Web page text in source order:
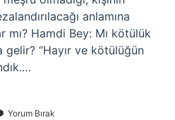
anlamına
mı? Hamdi Bey: Mı kötülük
“Hayır ve kötülüğün
Yorum Bırak